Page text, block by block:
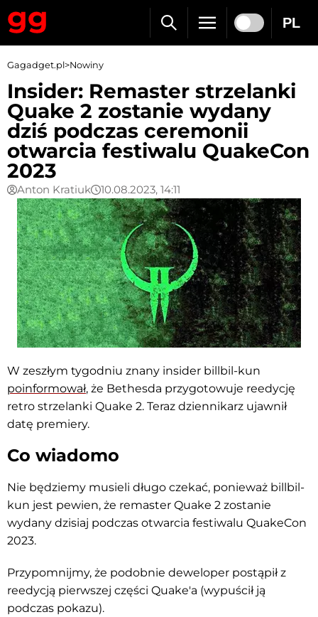
PL
Gagadget.pl>Nowiny
Insider: Remaster strzelanki
Quake 2 zostanie wydany
dziś podczas ceremonii
otwarcia festiwalu QuakeCon
2023
Anton Kratiuk 10.08.2023, 14:11
W zeszłym tygodniu znany insider billbil-kun
poinformował, że Bethesda przygotowuje reedycję
retro strzelanki Quake 2. Teraz dziennikarz ujawnił
datę premiery.
Co wiadomo
Nie będziemy musieli długo czekać, ponieważ billbil-
kun jest pewien, że remaster Quake 2 zostanie
wydany dzisiaj podczas otwarcia festiwalu QuakeCon
2023.
Przypomnijmy, że podobnie deweloper postąpił z
reedycją pierwszej części Quake'a (wypuścił ją
podczas pokazu).